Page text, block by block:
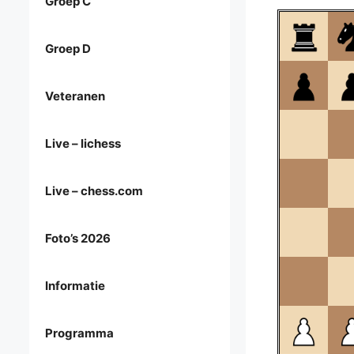
Groep D
Veteranen
Live – lichess
Live – chess.com
Foto’s 2026
Informatie
Programma